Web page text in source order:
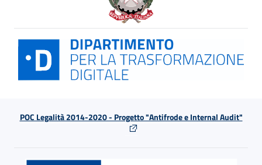
POC Legalità 2014-2020 - Progetto "Antifrode e Internal Audit"